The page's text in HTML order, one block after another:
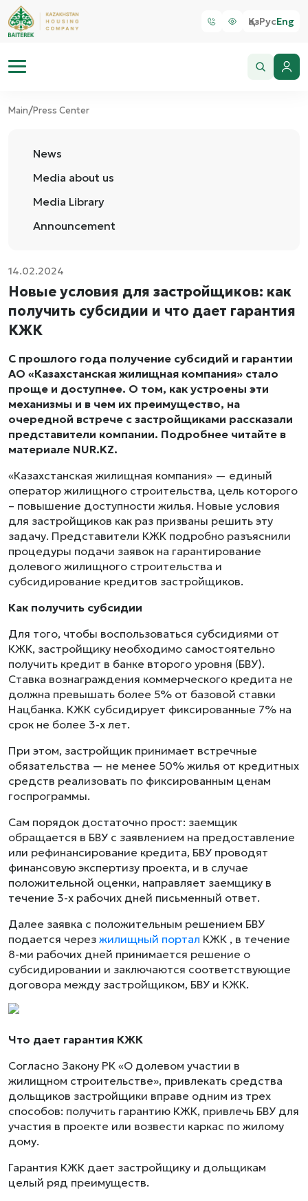
ҚазРусEng
Main/Press Center
News
Media about us
Media Library
Announcement
14.02.2024
Новые условия для застройщиков: как
получить субсидии и что дает гарантия
КЖК
С прошлого года получение субсидий и гарантии
АО «Казахстанская жилищная компания» стало
проще и доступнее. О том, как устроены эти
механизмы и в чем их преимущество, на
очередной встрече с застройщиками рассказали
представители компании. Подробнее читайте в
материале NUR.KZ.
«Казахстанская жилищная компания» — единый
оператор жилищного строительства, цель которого
– повышение доступности жилья. Новые условия
для застройщиков как раз призваны решить эту
задачу. Представители КЖК подробно разъяснили
процедуры подачи заявок на гарантирование
долевого жилищного строительства и
субсидирование кредитов застройщиков.
Как получить субсидии
Для того, чтобы воспользоваться субсидиями от
КЖК, застройщику необходимо самостоятельно
получить кредит в банке второго уровня (БВУ).
Ставка вознаграждения коммерческого кредита не
должна превышать более 5% от базовой ставки
Нацбанка. КЖК субсидирует фиксированные 7% на
срок не более 3-х лет.
При этом, застройщик принимает встречные
обязательства — не менее 50% жилья от кредитных
средств реализовать по фиксированным ценам
госпрограммы.
Сам порядок достаточно прост: заемщик
обращается в БВУ с заявлением на предоставление
или рефинансирование кредита, БВУ проводят
финансовую экспертизу проекта, и в случае
положительной оценки, направляет заемщику в
течение 3-х рабочих дней письменный ответ.
Далее заявка с положительным решением БВУ
подается через жилищный портал КЖК , в течение
8-ми рабочих дней принимается решение о
субсидировании и заключаются соответствующие
договора между застройщиком, БВУ и КЖК.
Что дает гарантия КЖК
Согласно Закону РК «О долевом участии в
жилищном строительстве», привлекать средства
дольщиков застройщики вправе одним из трех
способов: получить гарантию КЖК, привлечь БВУ для
участия в проекте или возвести каркас по жилому
дому.
Гарантия КЖК дает застройщику и дольщикам
целый ряд преимуществ.